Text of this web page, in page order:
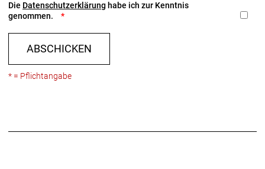
Die Datenschutzerklärung habe ich zur Kenntnis
genommen.
ABSCHICKEN
* = Pflichtangabe